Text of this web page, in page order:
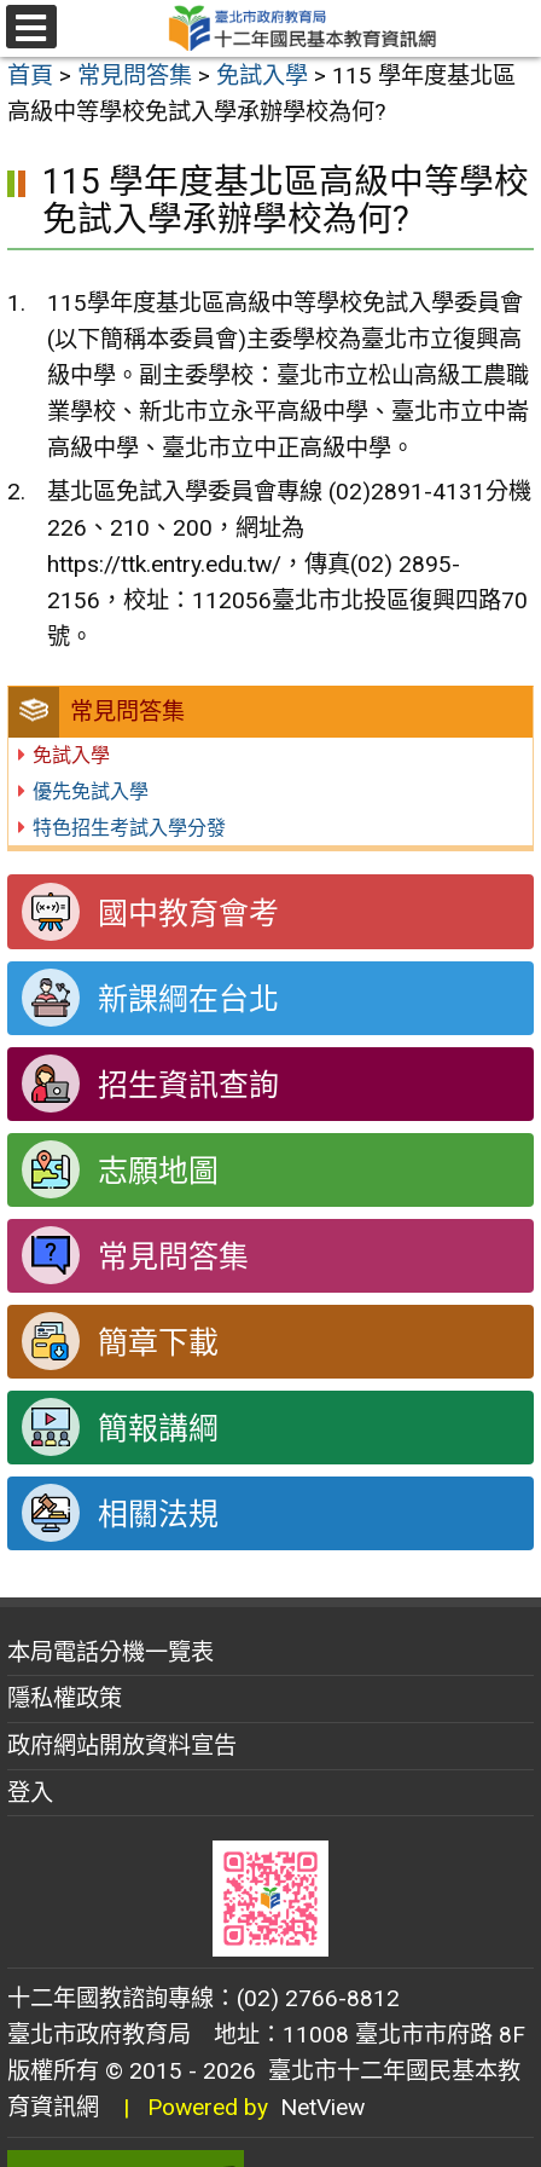
跳
至
主
要
容
選
單
首頁 > 常見問答集 > 免試入學 > 115 學年度基北區
高級中等學校免試入學承辦學校為何?
常見問答集
免試入學
優先免試入學
特色招生考試入學分發
國中教育會考
新課綱在台北
招生資訊查詢
志願地圖
常見問答集
簡章下載
簡報講綱
相關法規
115 學年度基北區高級中等學校
免試入學承辦學校為何?
115學年度基北區高級中等學校免試入學委員會
(以下簡稱本委員會)主委學校為臺北市立復興高
級中學。副主委學校：臺北市立松山高級工農職
業學校、新北市立永平高級中學、臺北市立中崙
高級中學、臺北市立中正高級中學。
基北區免試入學委員會專線 (02)2891-4131分機
226、210、200，網址為
https://ttk.entry.edu.tw/，傳真(02) 2895-
2156，校址：112056臺北市北投區復興四路70
號。
本局電話分機一覽表
隱私權政策
政府網站開放資料宣告
登入
十二年國教諮詢專線：(02) 2766-8812
臺北市政府教育局 地址：11008 臺北市市府路 8F
版權所有 © 2015 - 2026 臺北市十二年國民基本教
育資訊網
| Powered by NetView